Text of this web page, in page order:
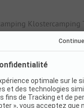
Klostercamping